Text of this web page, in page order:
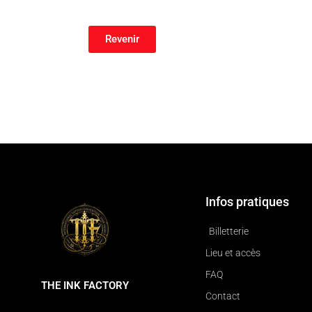
Revenir
THE INK FACTORY
Infos pratiques
Billetterie
Lieu et accès
FAQ
Contact